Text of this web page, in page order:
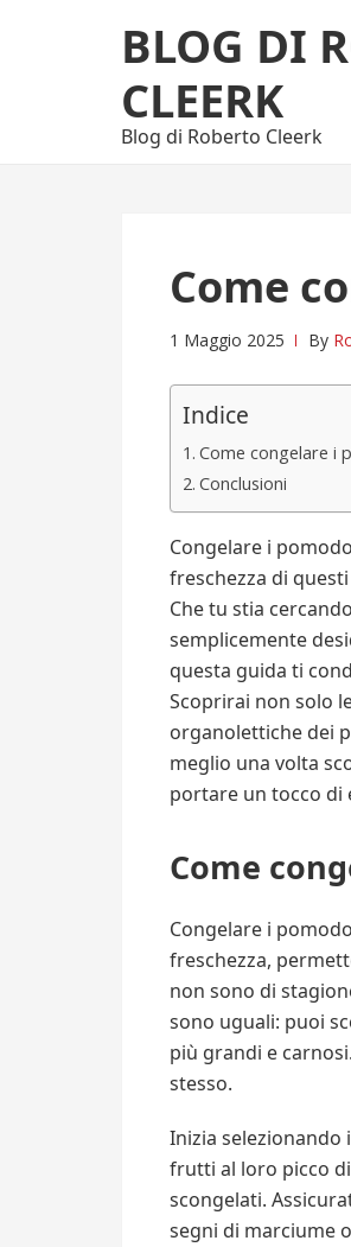
to
to
BLOG DI
CLEERK
Blog di Roberto Cleerk
Come
1 Maggio 2025 By
Indice
Come congelare i
Conclusioni
Congelare i
freschezza di
Che tu stia
semplicemente
questa guida ti
Scoprirai non solo
organolettiche dei
meglio una volta
portare un tocco di
Come
Congelare i
freschezza,
non sono di
sono uguali: puoi
più grandi e
stesso.
Inizia selezionando
frutti al loro picco
scongelati.
segni di marciume